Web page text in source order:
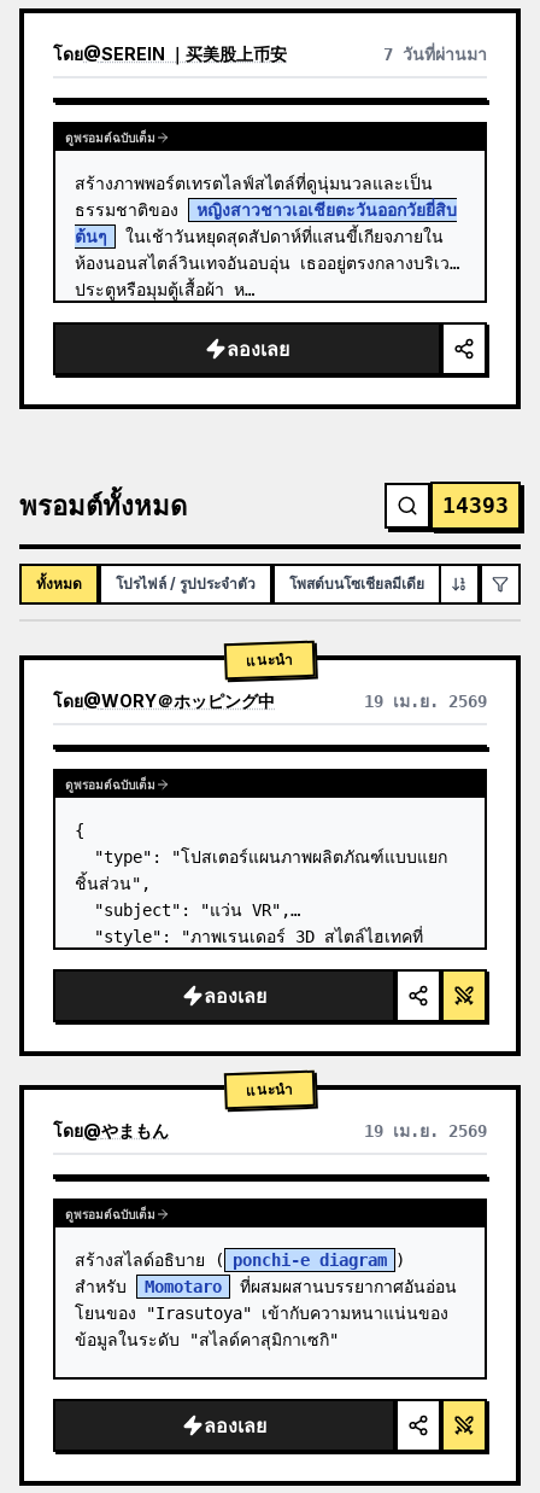
โดย@SEREIN ｜买美股上币安 7 วันที่ผ่านมา
ดูพรอมต์ฉบับเต็ม
สร้างภาพพอร์ตเทรตไลฟ์สไตล์ที่ดูนุ่มนวลและเป็น
ธรรมชาติของ
หญิงสาวชาวเอเชียตะวันออกวัยยี่สิบ
ต้นๆ
ในเช้าวันหยุดสุดสัปดาห์ที่แสนขี้เกียจภายใน
ห้องนอนสไตล์วินเทจอันอบอุ่น เธออยู่ตรงกลางบริเวณ
ประตูหรือมุมตู้เสื้อผ้า ห…
ลองเลย
พรอมต์ทั้งหมด 14393
ทั้งหมด โปรไฟล์ / รูปประจำตัว โพสต์บนโซเชียลมีเดีย อินโฟกราฟิก
แนะนำ
โดย@WORY＠ホッピング中 19 เม.ย. 2569
ดูพรอมต์ฉบับเต็ม
{
  "type": "โปสเตอร์แผนภาพผลิตภัณฑ์แบบแยก
ชิ้นส่วน",
  "subject": "แว่น VR",
  "style": "ภาพเรนเดอร์ 3D สไตล์ไฮเทคที่
  "background": "
ไล่เฉดสีม่วงและน้ำเงิน
อ่อน ",
ลองเลย
แนะนำ
โดย@やまもん 19 เม.ย. 2569
ดูผลลัพธ์จากโมเดลอื่น
ดูพรอมต์ฉบับเต็ม
สร้างสไลด์อธิบาย ( ponchi-e diagram )
สำหรับ
Momotaro
ที่ผสมผสานบรรยากาศอันอ่อน
โยนของ "Irasutoya" เข้ากับความหนาแน่นของ
ข้อมูลในระดับ "สไลด์คาสุมิกาเซกิ"
ลองเลย